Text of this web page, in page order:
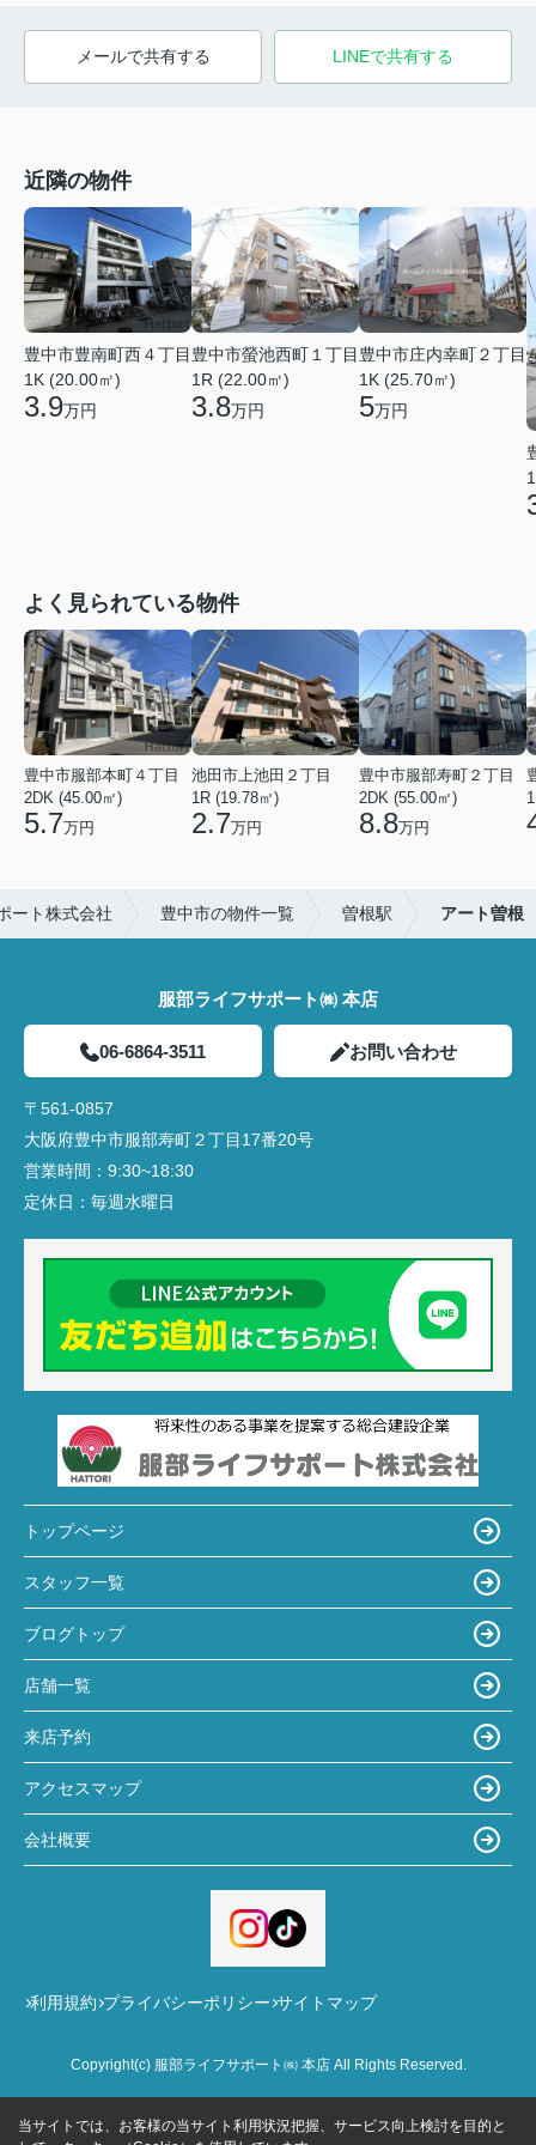
メールで共有する LINEで共有する
近隣の物件
豊中市豊南町西４丁目
1K (20.00㎡)
3.9万円
豊中市螢池西町１丁目
1R (22.00㎡)
3.8万円
豊中市庄内幸町２丁目
1K (25.70㎡)
5万円
よく見られている物件
豊中市服部本町４丁目
2DK (45.00㎡)
5.7万円
池田市上池田２丁目
1R (19.78㎡)
2.7万円
豊中市服部寿町２丁目
2DK (55.00㎡)
8.8万円
ート株式会社 豊中市の物件一覧 曽根駅 アート曽根
服部ライフサポート㈱ 本店
06-6864-3511 お問い合わせ
〒561-0857
大阪府豊中市服部寿町２丁目17番20号
営業時間： 9:30~18:30
定休日： 毎週水曜日
トップページ
スタッフ一覧
ブログトップ
店舗一覧
来店予約
アクセスマップ
会社概要
利用規約 プライバシーポリシー サイトマップ
Copyright(c) 服部ライフサポート㈱ 本店 All Rights Reserved.
当サイトでは、お客様の当サイト利用状況把握、サービス向上検討を目的と